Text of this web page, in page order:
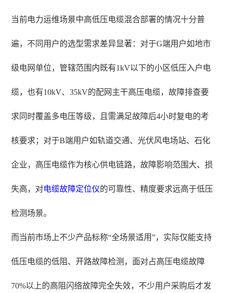
当前电力运维场景中高低压电缆混合部署的情况十分普
遍，不同用户的选型需求差异显著：对于G端用户如地市
级电网单位，管辖范围内既有1kV以下的小区低压入户电
缆，也有10kV、35kV的配网主干高压电缆，故障排查要
求同时覆盖多电压等级，且需满足故障后4小时复电的考
核要求；对于B端用户如轨道交通、光伏风电场站、石化
企业，高压电缆作为核心供电链路，故障影响范围大、损
失高，对电缆故障定位仪的可靠性、精度要求远高于低压
检测场景。
而当前市场上不少产品标称“全场景适用”，实际仅能支持
低压电缆的低阻、开路故障检测，面对占高压电缆故障
70%以上的高阻闪络故障完全失效，不少用户采购后才发